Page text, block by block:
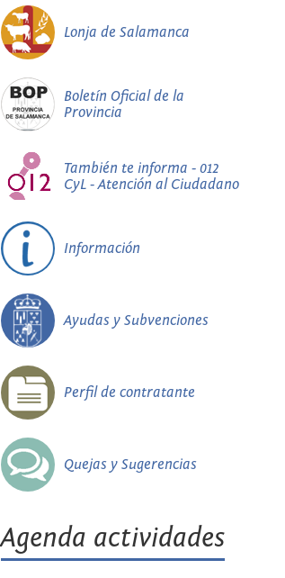
Lonja de Salamanca
Boletín Oficial de la
Provincia
También te informa - 012
CyL - Atención al Ciudadano
Información
Ayudas y Subvenciones
Perfil de contratante
Quejas y Sugerencias
Agenda actividades